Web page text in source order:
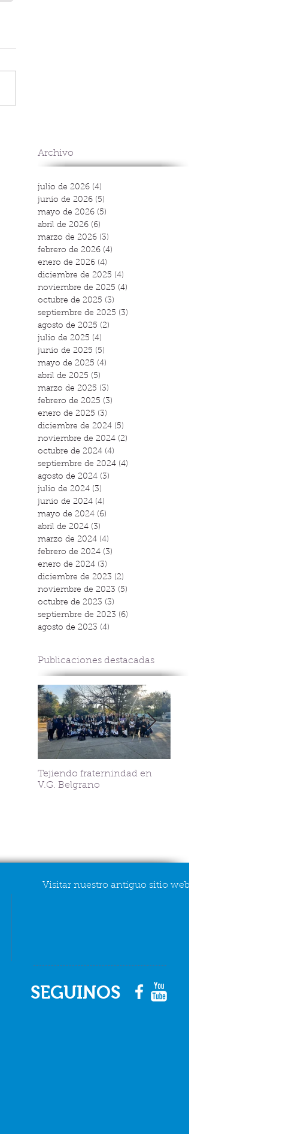
Archivo
julio de 2026 (4)
junio de 2026 (5)
mayo de 2026 (5)
abril de 2026 (6)
marzo de 2026 (3)
febrero de 2026 (4)
enero de 2026 (4)
diciembre de 2025 (4)
noviembre de 2025 (4)
octubre de 2025 (3)
septiembre de 2025 (3)
agosto de 2025 (2)
julio de 2025 (4)
junio de 2025 (5)
mayo de 2025 (4)
abril de 2025 (5)
marzo de 2025 (3)
febrero de 2025 (3)
enero de 2025 (3)
diciembre de 2024 (5)
noviembre de 2024 (2)
octubre de 2024 (4)
septiembre de 2024 (4)
agosto de 2024 (3)
julio de 2024 (3)
junio de 2024 (4)
mayo de 2024 (6)
abril de 2024 (3)
marzo de 2024 (4)
febrero de 2024 (3)
enero de 2024 (3)
diciembre de 2023 (2)
noviembre de 2023 (5)
octubre de 2023 (3)
septiembre de 2023 (6)
agosto de 2023 (4)
Publicaciones destacadas
Tejiendo fraternindad en
V.G. Belgrano
Visitar nuestro antiguo sitio web
SEGUINOS